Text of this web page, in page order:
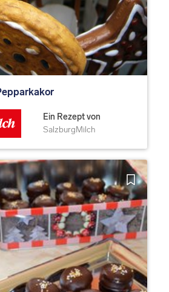
Ein Rezept von
SalzburgMilch